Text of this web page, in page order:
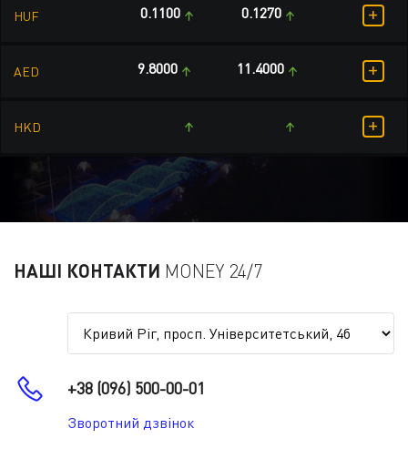
HUF 0.1100 0.1270 +
AED 9.8000 11.4000 +
HKD +
НАШІ КОНТАКТИ MONEY 24/7
+38 (096) 500-00-01
Зворотний дзвінок